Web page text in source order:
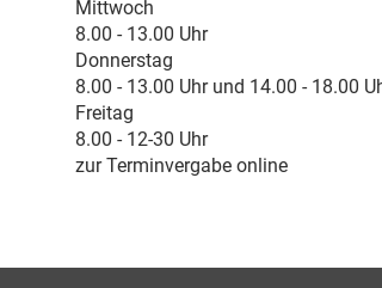
Mittwoch
8.00 - 13.00 Uhr
Donnerstag
8.00 - 13.00 Uhr und 14.00 - 18.00
Freitag
8.00 - 12-30 Uhr
zur Terminvergabe online